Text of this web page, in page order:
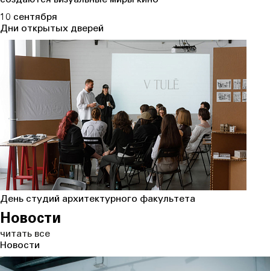
10 сентября
Дни открытых дверей
День студий архитектурного факультета
Новости
читать все
Новости